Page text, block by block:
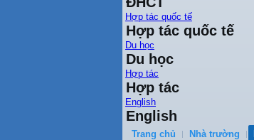
Hợp tác quốc tế
Hợp tác quốc tế
Du học
Du học
Hợp tác
Hợp tác
English
English
Trang chủ Nhà trường